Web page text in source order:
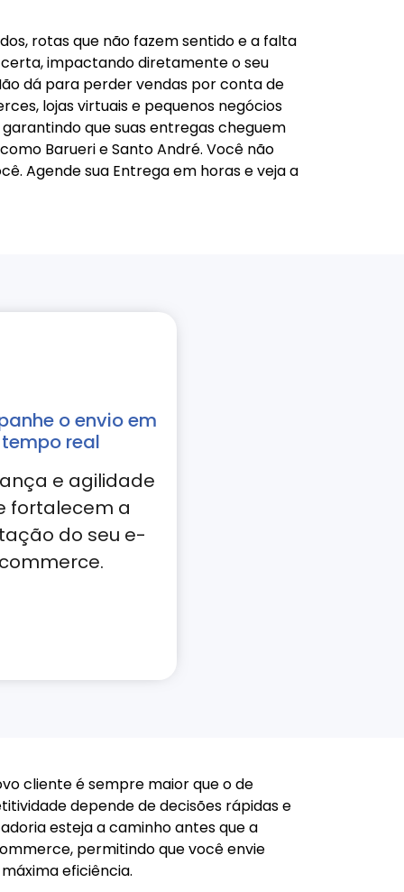
rotas que não fazem sentido e a falta
impactando diretamente o seu
dá para perder vendas por conta de
lojas virtuais e pequenos negócios
que suas entregas cheguem
Barueri e Santo André. Você não
Agende sua Entrega em horas e veja a
o envio em
tempo real
e agilidade
fortalecem a
do seu e-
cliente é sempre maior que o de
depende de decisões rápidas e
esteja a caminho antes que a
permitindo que você envie
eficiência.